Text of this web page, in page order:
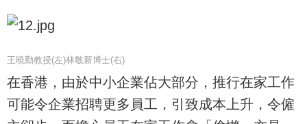
王曉勤教授(左)林敬新博士(右)
在香港，由於中小企業佔大部分，推行在家工作
可能令企業招聘更多員工，引致成本上升，令僱